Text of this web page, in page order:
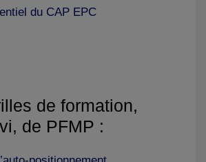
du CAP EPC
de formation,
de PFMP :